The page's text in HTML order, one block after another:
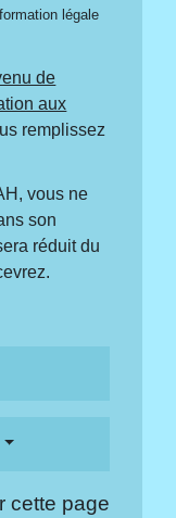
légale
de
aux
remplissez
vous ne
son
réduit du
cette page